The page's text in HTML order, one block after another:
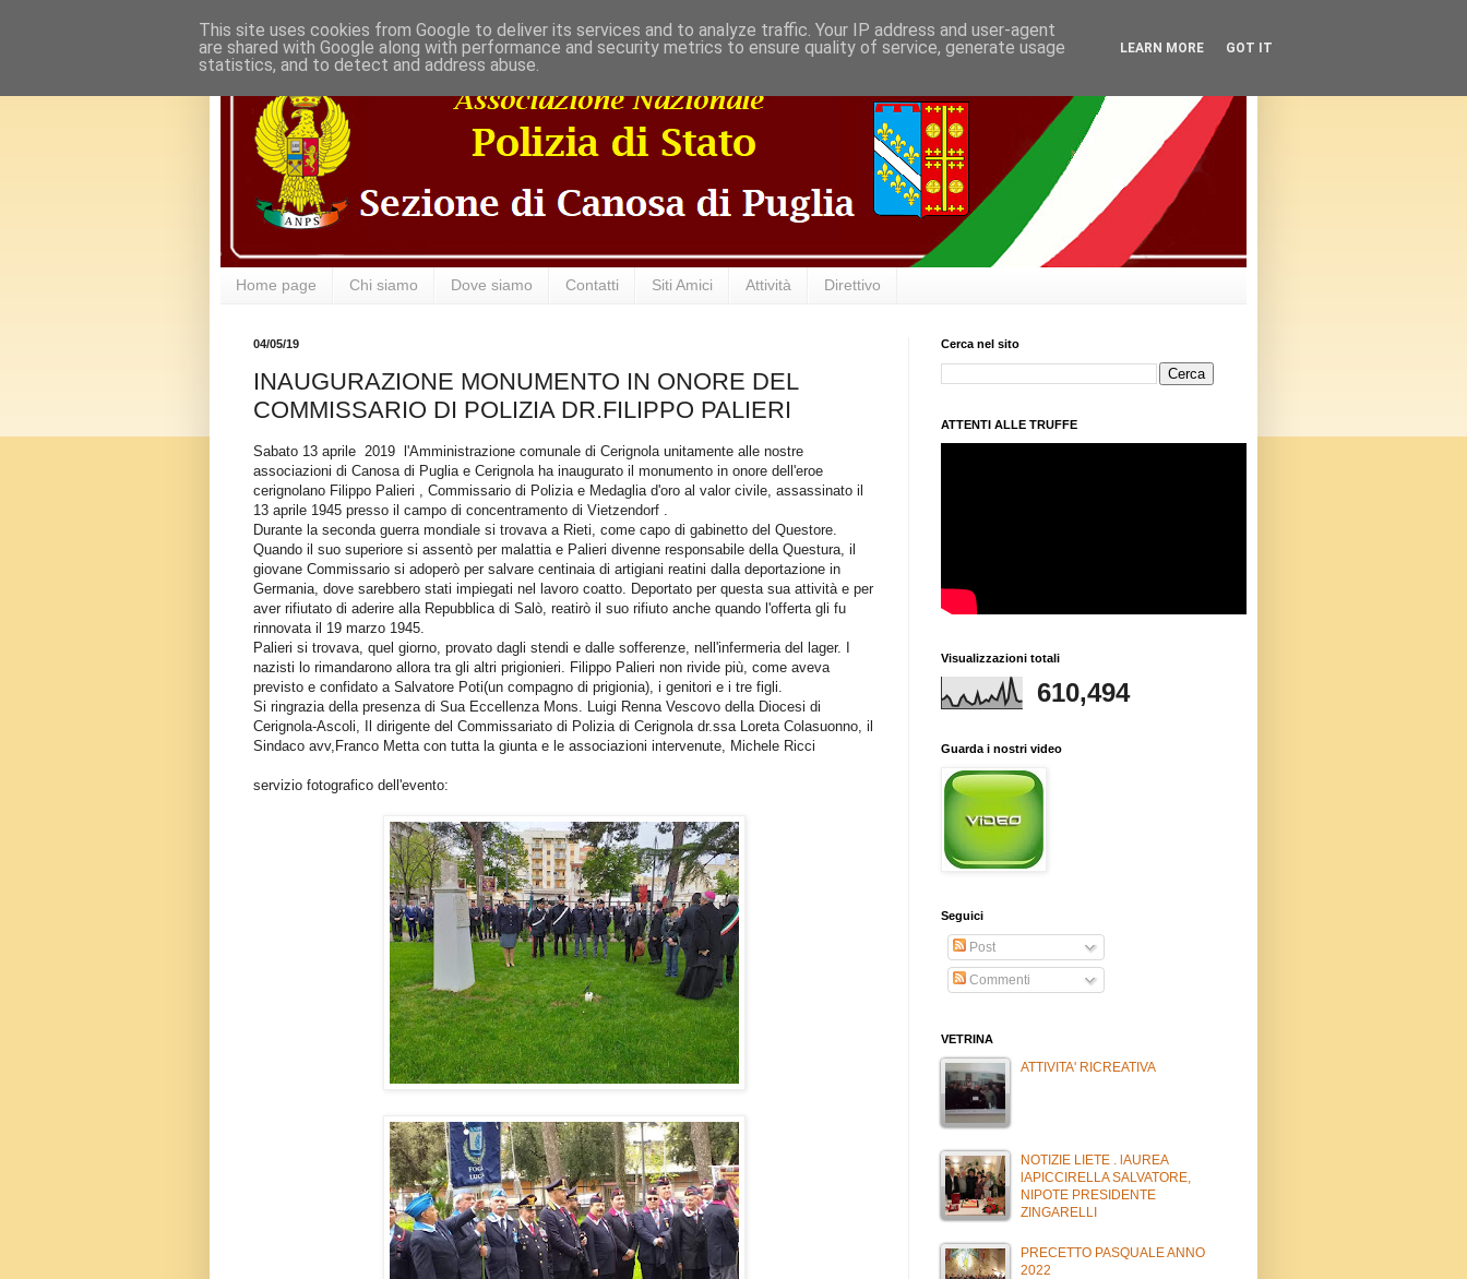
Home page Chi siamo Dove siamo Contatti Siti Amici Attività Direttivo
04/05/19
INAUGURAZIONE MONUMENTO IN ONORE DEL
COMMISSARIO DI POLIZIA DR.FILIPPO PALIERI
Sabato 13 aprile 2019 l'Amministrazione comunale di Cerignola unitamente alle nostre
associazioni di Canosa di Puglia e Cerignola ha inaugurato il monumento in onore dell'eroe
cerignolano Filippo Palieri , Commissario di Polizia e Medaglia d'oro al valor civile, assassinato il
13 aprile 1945 presso il campo di concentramento di Vietzendorf .
Durante la seconda guerra mondiale si trovava a Rieti, come capo di gabinetto del Questore.
Quando il suo superiore si assentò per malattia e Palieri divenne responsabile della Questura, il
giovane Commissario si adoperò per salvare centinaia di artigiani reatini dalla deportazione in
Germania, dove sarebbero stati impiegati nel lavoro coatto. Deportato per questa sua attività e per
aver rifiutato di aderire alla Repubblica di Salò, reatirò il suo rifiuto anche quando l'offerta gli fu
rinnovata il 19 marzo 1945.
Palieri si trovava, quel giorno, provato dagli stendi e dalle sofferenze, nell'infermeria del lager. I
nazisti lo rimandarono allora tra gli altri prigionieri. Filippo Palieri non rivide più, come aveva
previsto e confidato a Salvatore Poti(un compagno di prigionia), i genitori e i tre figli.
Si ringrazia della presenza di Sua Eccellenza Mons. Luigi Renna Vescovo della Diocesi di
Cerignola-Ascoli, Il dirigente del Commissariato di Polizia di Cerignola dr.ssa Loreta Colasuonno, il
Sindaco avv,Franco Metta con tutta la giunta e le associazioni intervenute, Michele Ricci
servizio fotografico dell'evento:
Cerca nel sito
ATTENTI ALLE TRUFFE
Visualizzazioni totali
610,494
Guarda i nostri video
Seguici
Post
Commenti
VETRINA
ATTIVITA' RICREATIVA
NOTIZIE LIETE . lAUREA
lAPICCIRELLA SALVATORE,
NIPOTE PRESIDENTE
ZINGARELLI
PRECETTO PASQUALE ANNO
2022
This site uses cookies from Google to deliver its services and to analyze traffic. Your IP address and user-agent
are shared with Google along with performance and security metrics to ensure quality of service, generate usage
statistics, and to detect and address abuse.
LEARN MORE GOT IT